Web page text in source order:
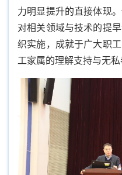
力明显提升的直接体现
对相关领域与技术的提
织实施，成就于广大职
工家属的理解支持与无私